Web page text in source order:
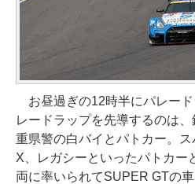
お昼過ぎの12時半にパレー
レードラップを先導するのは
重県警の白バイとパトカー。
X、レガシーといったパトカー
両に率いられてSUPER GTの